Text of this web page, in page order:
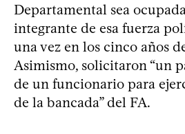
Departamental sea
integrante de esa fuerza
una vez en los cinco años
Asimismo, solicitaron “un
de un funcionario para
de la bancada” del FA.